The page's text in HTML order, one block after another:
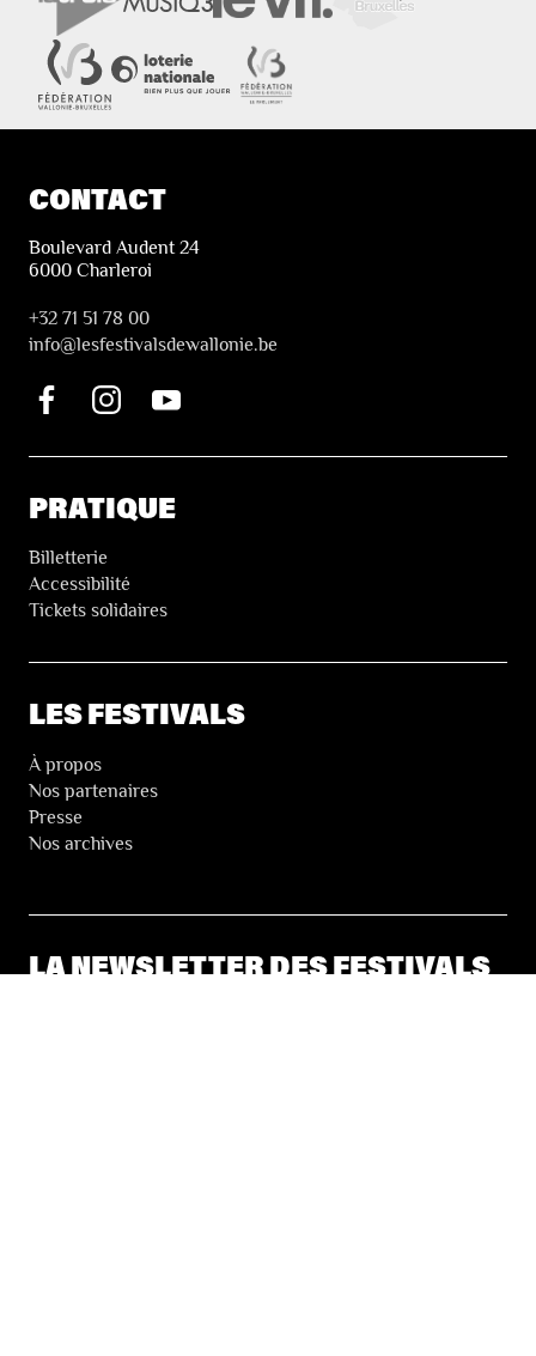
CONTACT
Boulevard Audent 24
6000 Charleroi
+32 71 51 78 00
info@lesfestivalsdewallonie.be
PRATIQUE
Billetterie
Accessibilité
Tickets solidaires
LES FESTIVALS
À propos
Nos partenaires
Presse
Nos archives
LA NEWSLETTER DES FESTIVALS